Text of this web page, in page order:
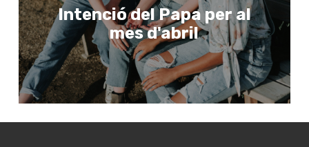
Intenció del Papa per al
mes d'abril